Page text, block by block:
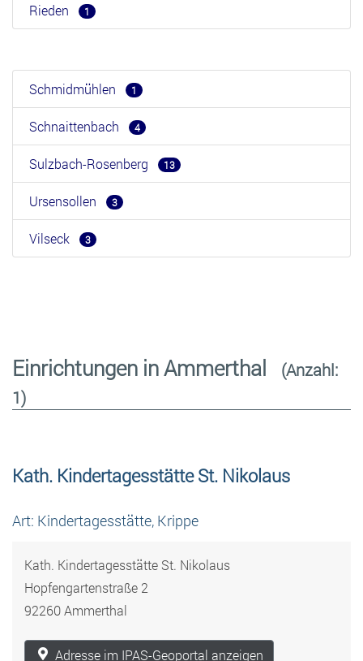
Rieden 1
Schmidmühlen 1
Schnaittenbach 4
Sulzbach-Rosenberg 13
Ursensollen 3
Vilseck 3
Einrichtungen in Ammerthal
(Anzahl:
1)
Kath. Kindertagesstätte St. Nikolaus
Art: Kindertagesstätte, Krippe
Kath. Kindertagesstätte St. Nikolaus
Hopfengartenstraße 2
92260 Ammerthal
Adresse im IPAS-Geoportal anzeigen